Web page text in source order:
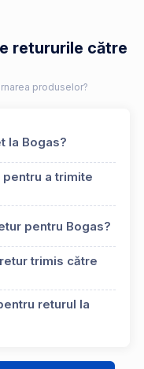
retururile către
produselor?
la Bogas?
a trimite
pentru Bogas?
trimis către
returul la